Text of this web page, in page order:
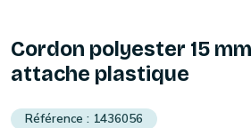
Cordon polyester 15
attache plastique
1436056